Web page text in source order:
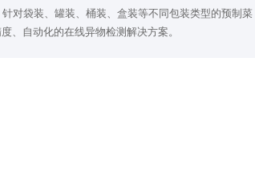
针对袋装、罐装、桶装、盒装等不同包装类型的预制
、自动化的在线异物检测解决方案。
型 X 光机在原有的异物检测功能基础上，增加了针